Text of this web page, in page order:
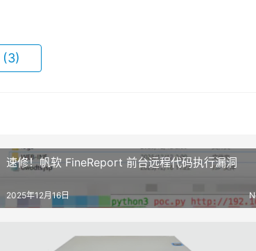
(3)
速修！帆软 FineReport 前台远程代码执行漏洞
2025年12月16日